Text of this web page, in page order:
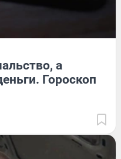
а
Гороскоп